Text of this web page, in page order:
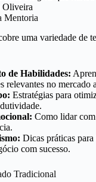
Oliveira
Mentoria
uma variedade de
de Habilidades:
relevantes no mercado
Estratégias para
Como lidar com
Dicas práticas
com sucesso.
Tradicional